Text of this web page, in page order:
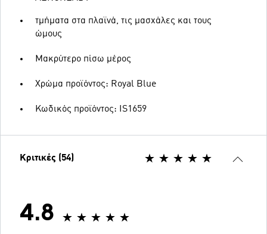
τμήματα στα πλαϊνά, τις μασχάλες και τους
ώμους
Μακρύτερο πίσω μέρος
Χρώμα προϊόντος: Royal Blue
Κωδικός προϊόντος: IS1659
Κριτικές (54)
4.8